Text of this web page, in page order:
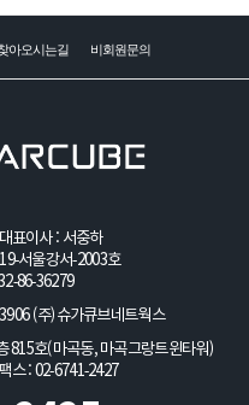
아오시는길 비회원문의
표이사 : 서중하
서울강서-2003호
86-36279
(주)슈가큐브네트웍스
815호(마곡동, 마곡그랑트윈타워)
스 : 02-6741-2427